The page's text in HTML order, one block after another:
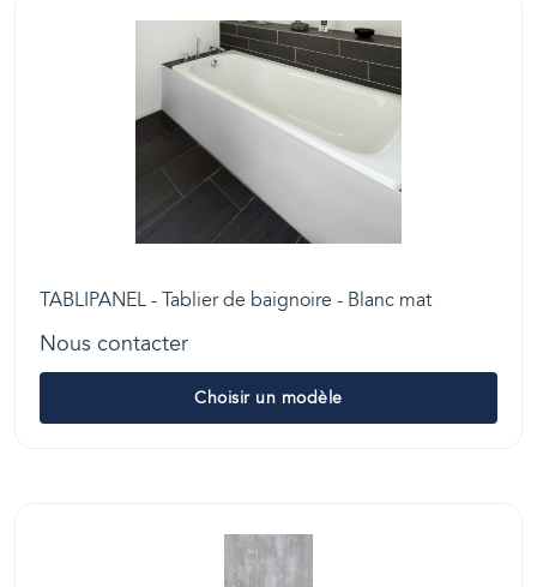
TABLIPANEL - Tablier de baignoire - Blanc mat
Nous contacter
Choisir un modèle